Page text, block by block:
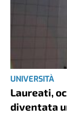
UNIVERSITÀ
Laureati,
diventata